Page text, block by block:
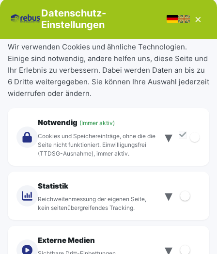
Störungen
Tickets & Tarife
Deutschlandticket
Schülerkarte
Einzeltickets
Abonnements
Über Rebus
Standorte
Datenschutz-
Einstellungen
×
Wir verwenden Cookies und ähnliche Technologien.
Einige sind notwendig, andere helfen uns, diese Seite und
Ihr Erlebnis zu verbessern. Dabei werden Daten an bis zu
6 Dritte weitergegeben. Sie können Ihre Auswahl jederzeit
widerrufen oder ändern.
Notwendig (Immer aktiv)
Cookies und Speichereinträge, ohne die die
Seite nicht funktioniert. Einwilligungsfrei
(TTDSG-Ausnahme), immer aktiv.
▾
Statistik
Reichweitenmessung der eigenen Seite,
kein seitenübergreifendes Tracking.
▾
Externe Medien
▾